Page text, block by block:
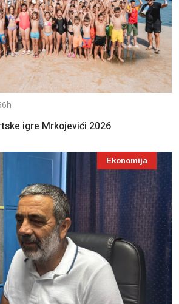
igre Mrkojevići 2026
Ekonomija